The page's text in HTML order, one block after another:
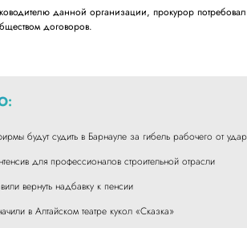
данной организации, прокурор
договоров.
будут судить в Барнауле за гибель рабочего от
для профессионалов строительной отрасли
вернуть надбавку к пенсии
в Алтайском театре кукол «Сказка»